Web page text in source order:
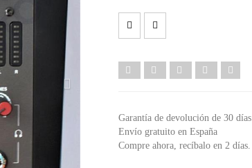
Siguiente
Garantía de devolución de 30 días
Envío gratuito en España
Compre ahora, recíbalo en 2 días.